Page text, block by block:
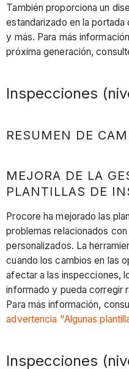
También proporciona un
estandarizado en la portada
y más. Para más
próxima generación,
Inspecciones
RESUMEN DE
MEJORA DE LA
PLANTILLAS DE
Procore ha mejorado las
problemas relacionados
personalizados. La
cuando los cambios en las
afectar a las inspecciones,
informado y pueda corregir
Para más información,
advertencia "Algunas
Inspecciones